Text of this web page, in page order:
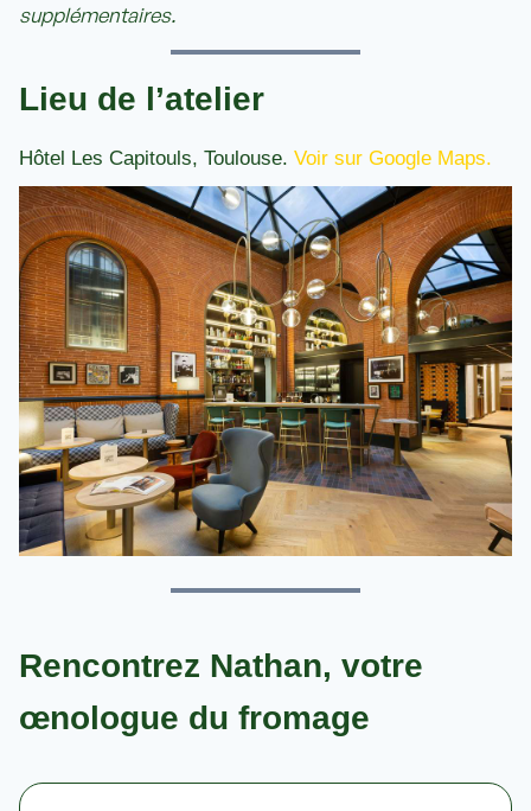
supplémentaires.
Lieu de l’atelier
Hôtel Les Capitouls, Toulouse. Voir sur Google Maps.
Rencontrez Nathan, votre
œnologue du fromage